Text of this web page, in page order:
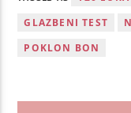
GLAZBENI TEST
POKLON BON